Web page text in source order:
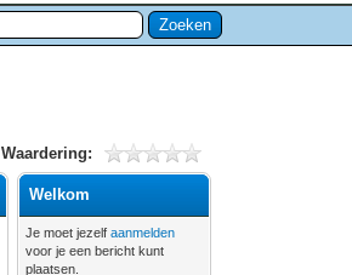
Waardering:
Welkom
Je moet jezelfaanmelden
voor je een bericht kunt
plaatsen.